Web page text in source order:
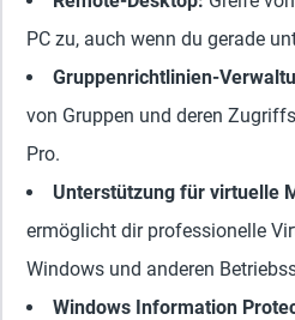
PC zu, auch wenn du gerade
Gruppenrichtlinien-
von Gruppen und deren
Pro.
Unterstützung für virtuelle
ermöglicht dir professionelle
Windows und anderen
Windows Information